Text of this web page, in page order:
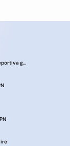
VPN de transmisión deportiva gratuita